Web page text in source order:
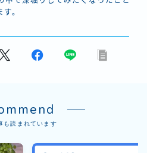
。
も読まれています